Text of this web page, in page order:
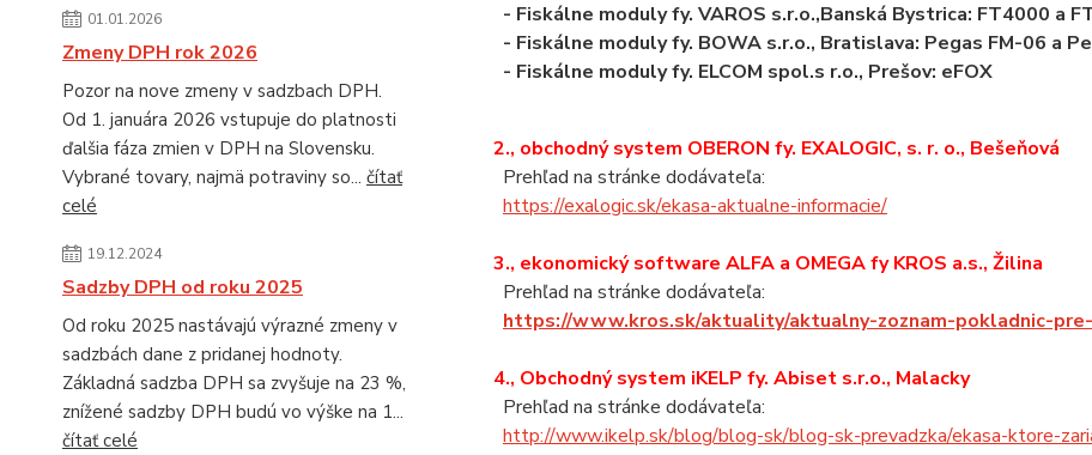
01.01.2026
Zmeny DPH rok 2026
Pozor na nove zmeny v sadzbach DPH.
Od 1. januára 2026 vstupuje do platnosti
ďalšia fáza zmien v DPH na Slovensku.
Vybrané tovary, najmä potraviny so... čítať
celé
19.12.2024
Sadzby DPH od roku 2025
Od roku 2025 nastávajú výrazné zmeny v
sadzbách dane z pridanej hodnoty.
Základná sadzba DPH sa zvyšuje na 23 %,
znížené sadzby DPH budú vo výške na 1...
čítať celé
- Fiskálne moduly fy. VAROS s.r.o.,Banská Bystrica: FT4000 a
- Fiskálne moduly fy. BOWA s.r.o., Bratislava: Pegas FM-06 a
- Fiskálne moduly fy. ELCOM spol.s r.o., Prešov: eFOX
2., obchodný system OBERON fy. EXALOGIC, s. r. o., Bešeňová
Prehľad na stránke dodávateľa:
https://exalogic.sk/ekasa-aktualne-informacie/
3., ekonomický software ALFA a OMEGA fy KROS a.s., Žilina
Prehľad na stránke dodávateľa:
https://www.kros.sk/aktuality/aktualny-zoznam-pokladnic-
4., Obchodný system iKELP fy. Abiset s.r.o., Malacky
Prehľad na stránke dodávateľa:
http://www.ikelp.sk/blog/blog-sk/blog-sk-prevadzka/ekasa-ktore-